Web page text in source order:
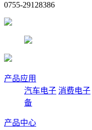
0755-29128386
产品应用
汽车电子 消费电子
备
产品中心